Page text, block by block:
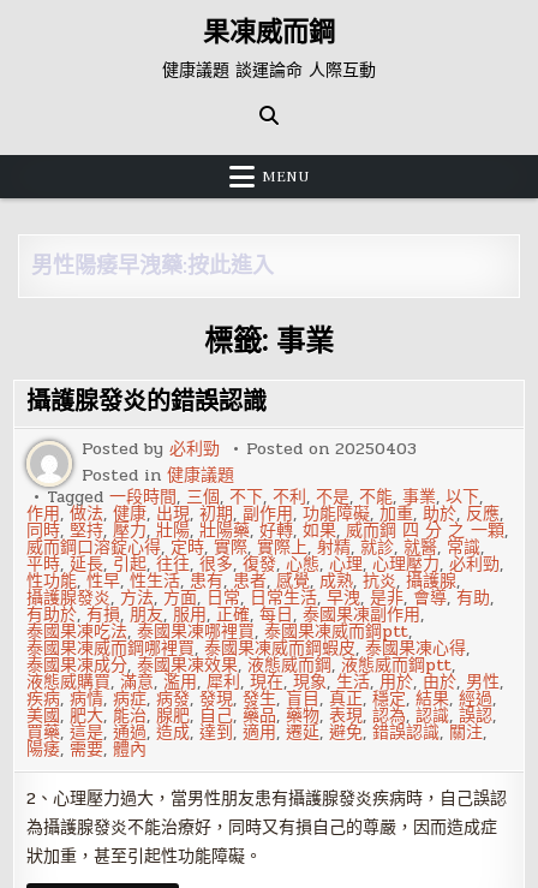
果凍威而鋼
健康議題 談運論命 人際互動
MENU
男性陽痿早洩藥:按此進入
標籤: 事業
攝護腺發炎的錯誤認識
Posted by必利勁 Posted on20250403
Posted in健康議題
Tagged一段時間, 三個,不下,不利,不是,不能,事業,以下,
作用,做法,健康, 出現,初期,副作用,功能障礙,加重,助於, 反應,
同時,堅持,壓力,壯陽,壯陽藥,好轉,如果,威而鋼 四 分 之 一顆,
威而鋼口溶錠心得, 定時,實際,實際上,射精,就診,就醫, 常識,
平時,延長, 引起,往往,很多,復發,心態,心理,心理壓力,必利勁,
性功能,性早,性生活, 患有, 患者,感覺, 成熟,抗炎,攝護腺,
攝護腺發炎, 方法, 方面, 日常, 日常生活,早洩,是非, 會導,有助,
有助於,有損,朋友,服用,正確,每日,泰國果凍副作用,
泰國果凍吃法,泰國果凍哪裡買,泰國果凍威而鋼ptt,
泰國果凍威而鋼哪裡買,泰國果凍威而鋼蝦皮,泰國果凍心得,
泰國果凍成分,泰國果凍效果,液態威而鋼,液態威而鋼ptt,
液態威購買,滿意,濫用,犀利,現在,現象,生活, 用於, 由於, 男性,
疾病,病情,病症,病發,發現,發生,盲目,真正,穩定,結果,經過,
美國,肥大, 能治,腺肥, 自己,藥品,藥物,表現,認為,認識,誤認,
買藥,這是,通過,造成,達到,適用,遷延,避免,錯誤認識, 關注,
陽痿, 需要,體內
2、心理壓力過大，當男性朋友患有攝護腺發炎疾病時，自己誤認
為攝護腺發炎不能治療好，同時又有損自己的尊嚴，因而造成症
狀加重，甚至引起性功能障礙。